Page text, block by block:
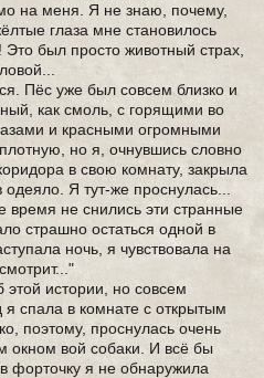
на меня. Я не знаю, почему,
глаза мне становилось
Это был просто животный страх,
Пёс уже был совсем близко и
как смоль, с горящими во
и красными огромными
но я, очнувшись словно
в свою комнату, закрыла
одеяло. Я тут-же проснулась...
время не снились эти странные
страшно остаться одной в
ночь, я чувствовала на
истории, но совсем
спала в комнате с открытым
поэтому, проснулась очень
окном вой собаки. И всё бы
форточку я не обнаружила